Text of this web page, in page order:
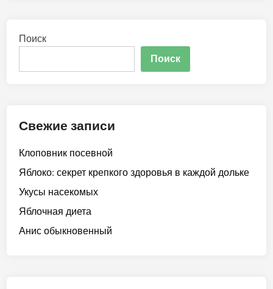
Поиск
Поиск
Свежие записи
Клоповник посевной
Яблоко: секрет крепкого здоровья в каждой дольке
Укусы насекомых
Яблочная диета
Анис обыкновенный